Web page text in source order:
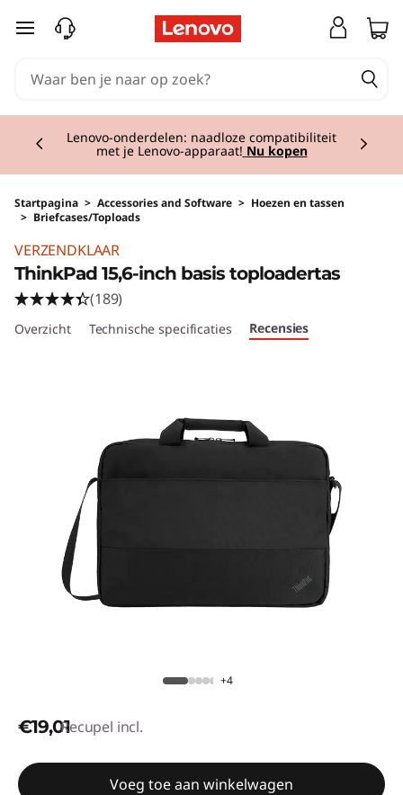
Ga naar de hoofdinhoud
Lenovo-onderdelen: naadloze compatibiliteit
met je Lenovo-apparaat! Nu kopen
Startpagina > Accessories and Software > Hoezen en tassen
> Briefcases/Toploads
VERZENDKLAAR
ThinkPad 15,6-inch basis toploadertas
(189)
Overzicht Technische specificaties Recensies
+4
€19,01Recupel incl.
Voeg toe aan winkelwagen